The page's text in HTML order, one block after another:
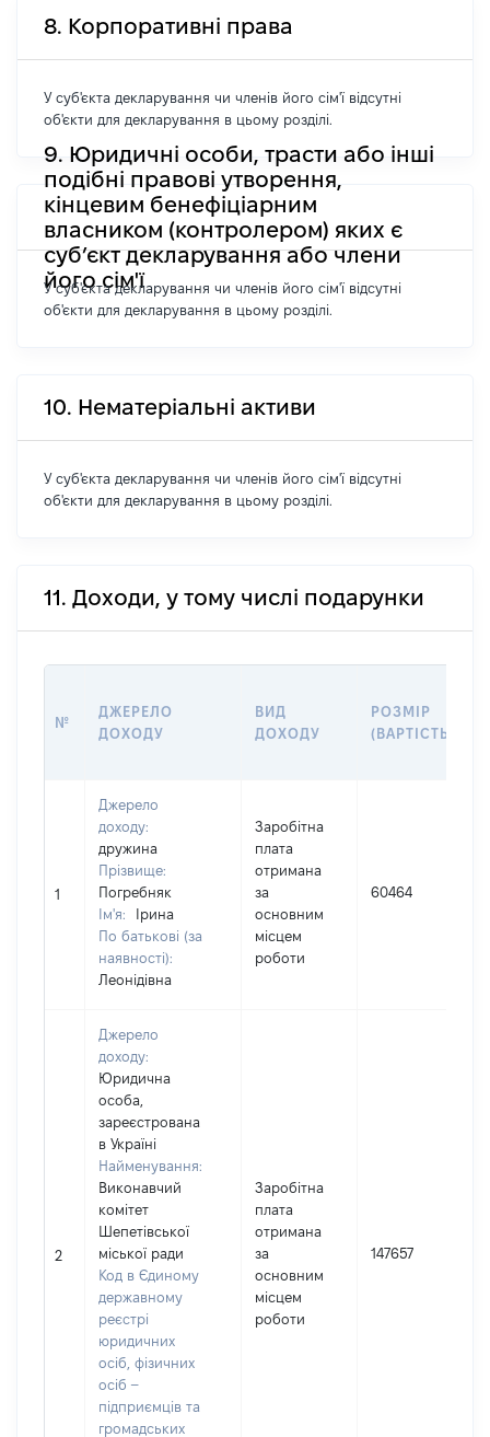
8. Корпоративні права
У суб'єкта декларування чи членів його сім'ї відсутні
об'єкти для декларування в цьому розділі.
9. Юридичні особи, трасти або інші
подібні правові утворення,
кінцевим бенефіціарним
власником (контролером) яких є
суб’єкт декларування або члени
його сім'ї
У суб'єкта декларування чи членів його сім'ї відсутні
об'єкти для декларування в цьому розділі.
10. Нематеріальні активи
У суб'єкта декларування чи членів його сім'ї відсутні
об'єкти для декларування в цьому розділі.
11. Доходи, у тому числі подарунки
№
ДЖЕРЕЛО
ДОХОДУ
ВИД
ДОХОДУ
РОЗМІР
(ВАРТІСТЬ)
1
Джерело
доходу:
дружина
Прізвище:
Погребняк
Ім'я:
Ірина
По батькові (за
наявності):
Леонідівна
Заробітна
плата
отримана
за
основним
місцем
роботи
60464
2
Джерело
доходу:
Юридична
особа,
зареєстрована
в Україні
Найменування:
Виконавчий
комітет
Шепетівської
міської ради
Код в Єдиному
державному
реєстрі
юридичних
осіб, фізичних
осіб –
підприємців та
громадських
Заробітна
плата
отримана
за
основним
місцем
роботи
147657